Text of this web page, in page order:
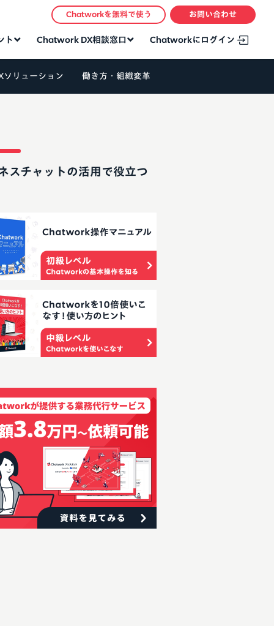
ト Chatwork DX相談窓口 Chatworkにログイン
Chatworkを無料で使う お問い合わせ
ソリューション 働き方・組織変革
スチャットの活用で役立つ